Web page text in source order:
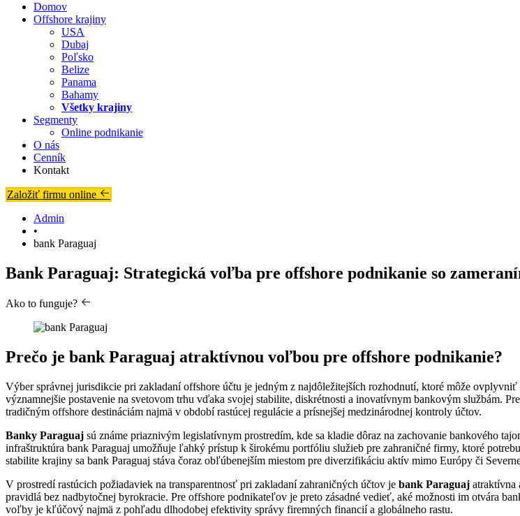
Domov
Offshore krajiny
USA
Dubaj
Poľsko
Belize
Panama
Bahamy
Všetky krajiny
Segmenty
Online podnikanie
O nás
Cenník
Kontakt
Založiť firmu online
Admin
•
bank Paraguaj
Bank Paraguaj: Strategická voľba pre offshore podnikanie so
Ako to funguje?
Prečo je bank Paraguaj atraktívnou voľbou pre offshore podnikanie?
Výber správnej jurisdikcie pri zakladaní offshore účtu je jedným z najdôležitejších rozhodnutí, ktoré môže
významnejšie postavenie na svetovom trhu vďaka svojej stabilite, diskrétnosti a inovatívnym bankovým službám.
tradičným offshore destináciám najmä v období rastúcej regulácie a prísnejšej medzinárodnej kontroly účtov.
Banky Paraguaj sú známe priaznivým legislatívnym prostredím, kde sa kladie dôraz na zachovanie bankového
infraštruktúra bank Paraguaj umožňuje ľahký prístup k širokému portfóliu služieb pre zahraničné firmy, ktoré
stabilite krajiny sa bank Paraguaj stáva čoraz obľúbenejším miestom pre diverzifikáciu aktív mimo Európy či
V prostredí rastúcich požiadaviek na transparentnosť pri zakladaní zahraničných účtov je bank Paraguaj atraktívna
pravidlá bez nadbytočnej byrokracie. Pre offshore podnikateľov je preto zásadné vedieť, aké možnosti im otvára
voľby je kľúčový najmä z pohľadu dlhodobej efektivity správy firemných financií a globálneho rastu.